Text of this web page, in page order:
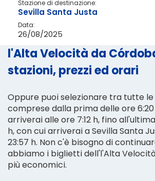
Stazione di destinazione:
Sevilla Santa Justa
Data:
26/08/2025
l'Alta Velocità da
stazioni, prezzi ed orari
Oppure puoi selezionare tra tutte
comprese dalla prima delle ore
arriverai alle ore 7:12 h, fino
h, con cui arriverai a Sevilla Santa
23:57 h. Non c'è bisogno di
abbiamo i biglietti dell'l'Alta
più economici.